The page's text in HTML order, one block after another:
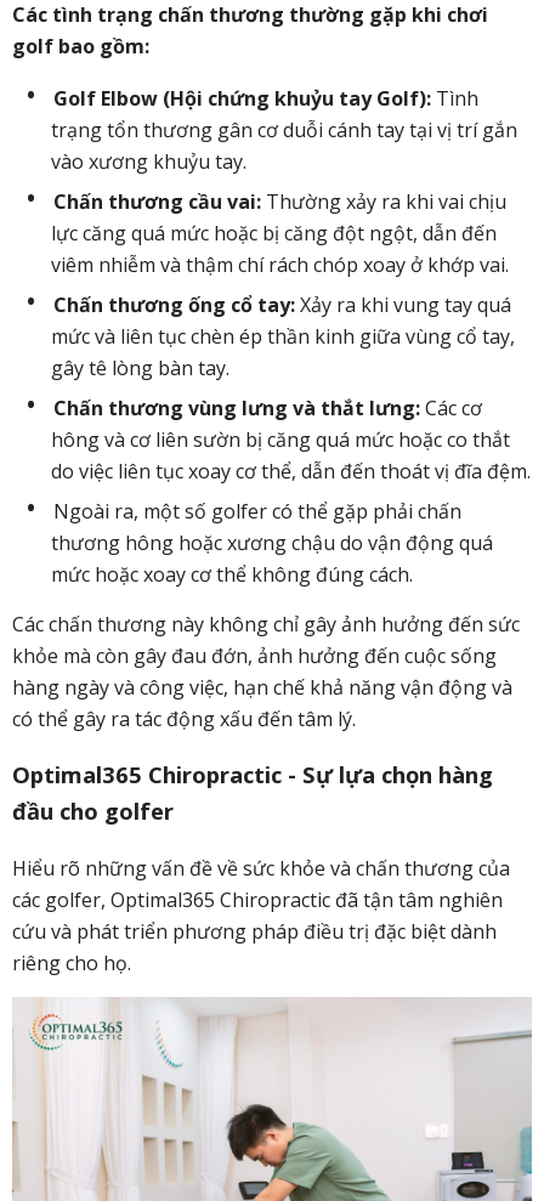
Các tình trạng chấn thương thường gặp khi chơi
golf bao gồm:
Golf Elbow (Hội chứng khuỷu tay Golf): Tình
trạng tổn thương gân cơ duỗi cánh tay tại vị trí gắn
vào xương khuỷu tay.
Chấn thương cầu vai:Thường xảy ra khi vai chịu
lực căng quá mức hoặc bị căng đột ngột, dẫn đến
viêm nhiễm và thậm chí rách chóp xoay ở khớp vai.
Chấn thương ống cổ tay:Xảy ra khi vung tay quá
mức và liên tục chèn ép thần kinh giữa vùng cổ tay,
gây tê lòng bàn tay.
Chấn thương vùng lưng và thắt lưng:Các cơ
hông và cơ liên sườn bị căng quá mức hoặc co thắt
do việc liên tục xoay cơ thể, dẫn đến thoát vị đĩa đệm.
Ngoài ra, một số golfer có thể gặp phải chấn
thương hông hoặc xương chậu do vận động quá
mức hoặc xoay cơ thể không đúng cách.
Các chấn thương này không chỉ gây ảnh hưởng đến sức
khỏe mà còn gây đau đớn, ảnh hưởng đến cuộc sống
hàng ngày và công việc, hạn chế khả năng vận động và
có thể gây ra tác động xấu đến tâm lý.
Optimal365 Chiropractic - Sự lựa chọn hàng
đầu cho golfer
Hiểu rõ những vấn đề về sức khỏe và chấn thương của
các golfer, Optimal365 Chiropractic đã tận tâm nghiên
cứu và phát triển phương pháp điều trị đặc biệt dành
riêng cho họ.